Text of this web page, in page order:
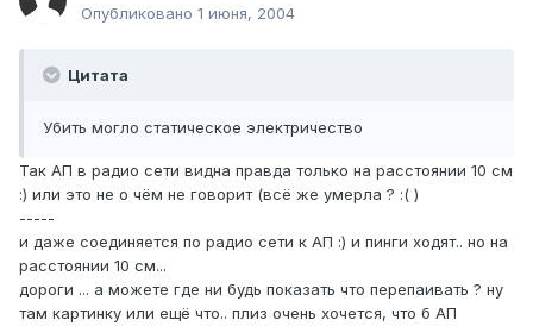
Опубликовано 1 июня, 2004
Цитата
Убить могло статическое электричество
Так АП в радио сети видна правда только на расстоянии 10 см
:) или это не о чём не говорит (всё же умерла ? :( )
-----
и даже соединяется по радио сети к АП :) и пинги ходят.. но на
расстоянии 10 см...
дороги ... а можете где ни будь показать что перепаивать ? ну
там картинку или ещё что.. плиз очень хочется, что б АП